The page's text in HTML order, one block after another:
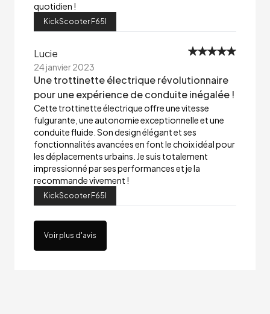
quotidien !
KickScooter F65I
Lucie
24 janvier 2023
Une trottinette électrique révolutionnaire
pour une expérience de conduite inégalée !
Cette trottinette électrique offre une vitesse
fulgurante, une autonomie exceptionnelle et une
conduite fluide. Son design élégant et ses
fonctionnalités avancées en font le choix idéal pour
les déplacements urbains. Je suis totalement
impressionné par ses performances et je la
recommande vivement !
KickScooter F65I
Voir plus d'avis